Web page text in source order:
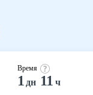
Время
1 дн 11 ч